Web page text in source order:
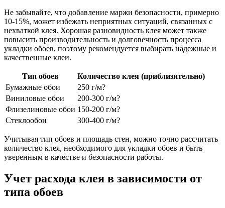
Не забывайте, что добавление маржи безопасности, примерно
10-15%, может избежать неприятных ситуаций, связанных с
нехваткой клея. Хорошая разновидность клея может также
повысить производительность и долговечность процесса
укладки обоев, поэтому рекомендуется выбирать надежные и
качественные клеи.
Тип обоев
Количество клея (приблизительно)
Бумажные обои
250 г/м?
Виниловые обои
200-300 г/м?
Флизелиновые обои 150-200 г/м?
Стеклообои
300-400 г/м?
Учитывая тип обоев и площадь стен, можно точно рассчитать
количество клея, необходимого для укладки обоев и быть
уверенным в качестве и безопасности работы.
Учет расхода клея в зависимости от
типа обоев